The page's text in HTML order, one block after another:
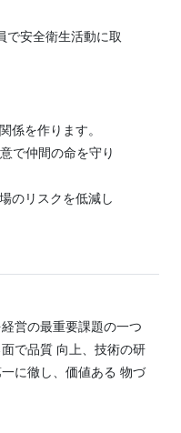
で安全衛生活動に取
係を作ります。
で仲間の命を守り
のリスクを低減し
営の最重要課題の一つ
で品質 向上、技術の研
に徹し、価値ある 物づ